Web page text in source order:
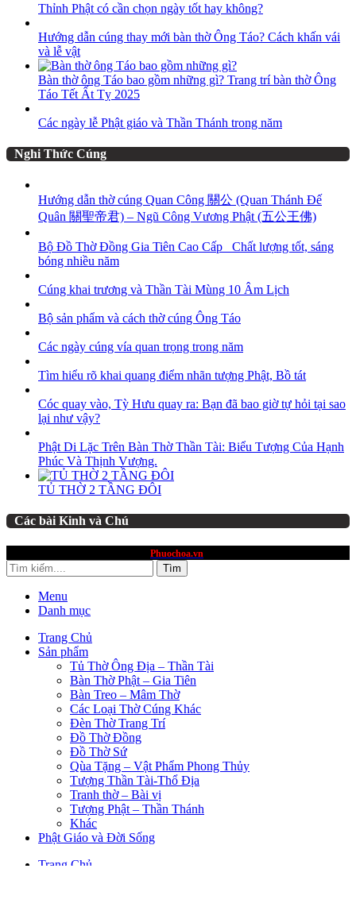
Thỉnh Phật có cần chọn ngày tốt hay không?
Hướng dẫn cúng thay mới bàn thờ Ông Táo? Cách khấn vái
và lễ vật
Bàn thờ ông Táo bao gồm những gì? Trang trí bàn thờ Ông
Táo Tết Ất Tỵ 2025
Các ngày lễ Phật giáo và Thần Thánh trong năm
Nghi Thức Cúng
Hướng dẫn thờ cúng Quan Công 關公 (Quan Thánh Đế
Quân 關聖帝君) – Ngũ Công Vương Phật (五公王佛)
Bộ Đồ Thờ Đồng Gia Tiên Cao Cấp_ Chất lượng tốt, sáng
bóng nhiều năm
Cúng khai trương và Thần Tài Mùng 10 Âm Lịch
Bộ sản phẩm và cách thờ cúng Ông Táo
Các ngày cúng vía quan trọng trong năm
Tìm hiểu rõ khai quang điểm nhãn tượng Phật, Bồ tát
Cóc quay vào, Tỳ Hưu quay ra: Bạn đã bao giờ tự hỏi tại sao
lại như vậy?
Phật Di Lặc Trên Bàn Thờ Thần Tài: Biểu Tượng Của Hạnh
Phúc Và Thịnh Vượng.
TỦ THỜ 2 TẦNG ĐÔI
Các bài Kinh và Chú
Phuochoa.vn
Tìm
Menu
Danh mục
Trang Chủ
Sản phẩm
Tủ Thờ Ông Địa – Thần Tài
Bàn Thờ Phật – Gia Tiên
Bàn Treo – Mâm Thờ
Các Loại Thờ Cúng Khác
Đèn Thờ Trang Trí
Đồ Thờ Đồng
Đồ Thờ Sứ
Qùa Tặng – Vật Phẩm Phong Thủy
Tượng Thần Tài-Thổ Địa
Tranh thờ – Bài vị
Tượng Phật – Thần Thánh
Khác
Phật Giáo và Đời Sống
Trang Chủ